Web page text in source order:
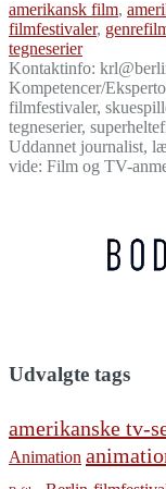
amerikansk film,
filmfestivaler,
tegneserier
Kontaktinfo:
Kompetencer/
filmfestivaler,
tegneserier,
Uddannet journalist,
vide: Film og TV-
Udvalgte tags
amerikanske tv-
Animation